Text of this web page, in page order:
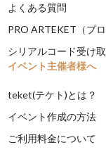
よくある質問
PRO ARTEKET（プロ
シリアルコード受け
イベント主催者様へ
teket(テケト)とは？
イベント作成の方法
ご利用料金について